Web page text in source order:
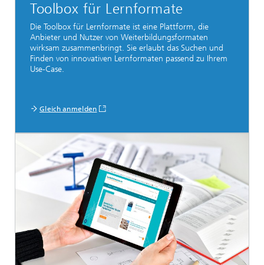
Toolbox für Lernformate
Die Toolbox für Lernformate ist eine Plattform, die
Anbieter und Nutzer von Weiterbildungsformaten
wirksam zusammenbringt. Sie erlaubt das Suchen und
Finden von innovativen Lernformaten passend zu Ihrem
Use-Case.
Gleich anmelden